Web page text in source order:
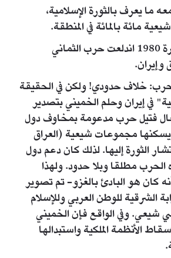
ما يعرف بالثورة الإسلامية،
مائة بالمائة في المنطقة.
وفي العام التالي مباشرة 1980 اندلعت حرب الثماني
خلاف حدودي! ولكن في الحقيقة
في إيران وحلم الخميني بتصدير
فتيل حرب مدعومة بمخاوف دول
مجموعات شيعية (العراق
الثورة إليها. لذلك كان دعم دول
الحرب مطلقا وبلا حدود. ولهذا
كان هو البادئ بالغزو- تم تصوير
الشرقية للوطن العربي وللإسلام
شيعي. وفي الواقع فإن الخميني
الأنظمة الملكية واستبدالها